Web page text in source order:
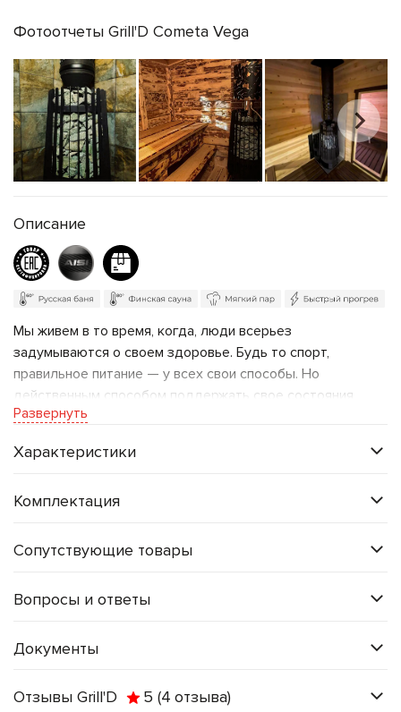
Описание
Мы живем в то время, когда, люди всерьез
задумываются о своем здоровье. Будь то спорт,
правильное питание — у всех свои способы. Но
действенным способом поддержать свое состояния
также является русская баня. А для нее нужна
Long Pro.
ПочемуCometa Vega 240
или 25 лет при бытовом использовании.
конструкция нагрева камней до 550°C позволяет
премиальный внешний вид за счет использования
Развернуть
Характеристики
Комплектация
Сопутствующие товары
Вопросы и ответы
Документы
Отзывы Grill'D 5 (4 отзыва)
Фотоотчеты Grill'D Cometa Vega